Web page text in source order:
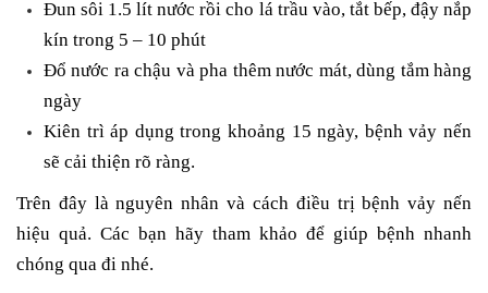
Đun sôi 1.5 lít nước rồi cho lá trầu vào, tắt bếp, đậy nắp
kín trong 5 – 10 phút
Đổ nước ra chậu và pha thêm nước mát, dùng tắm hàng
ngày
Kiên trì áp dụng trong khoảng 15 ngày, bệnh vảy nến
sẽ cải thiện rõ ràng.
Trên đây là nguyên nhân và cách điều trị bệnh vảy nến
hiệu quả. Các bạn hãy tham khảo để giúp bệnh nhanh
chóng qua đi nhé.